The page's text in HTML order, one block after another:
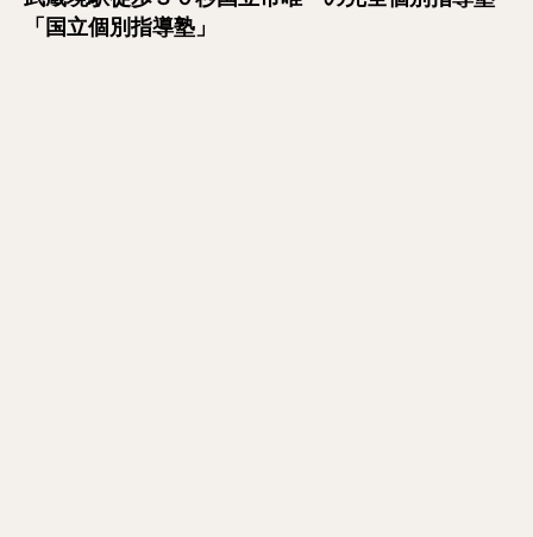
「国立個別指導塾」